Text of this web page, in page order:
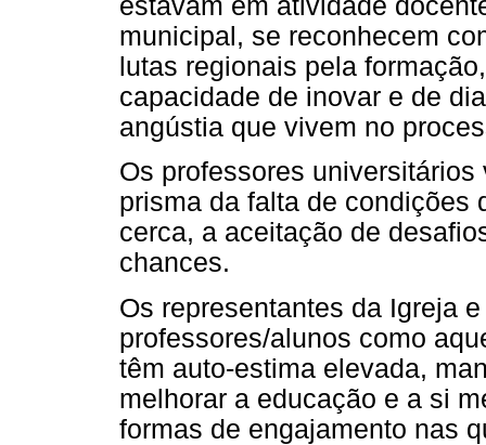
estavam em atividade
municipal, se reconhecem
lutas regionais pela
capacidade de inovar e de
angústia que vivem no
Os professores
prisma da falta de condições
cerca, a aceitação de
chances.
Os representantes da Igreja
professores/alunos como
têm auto-estima elevada,
melhorar a educação e a si
formas de engajamento nas